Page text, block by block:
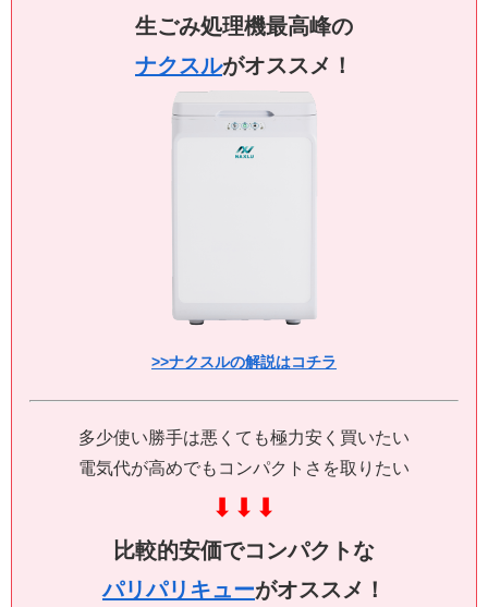
生ごみ処理機最高峰の
ナクスルがオススメ！
>>ナクスルの解説はコチラ
多少使い勝手は悪くても極力安く買いたい
電気代が高めでもコンパクトさを取りたい
⬇ ⬇ ⬇
比較的安価でコンパクトな
パリパリキューがオススメ！